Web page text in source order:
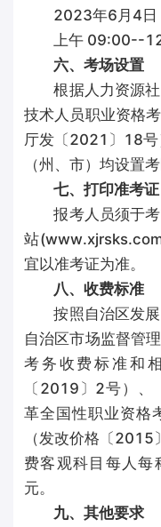
2023年6月4日
上午 09:00--
六、考场设置
根据人力资源
技术人员职业资格
厅发〔2021〕18
（州、市）均设置考
七、打印准考证
报考人员须于
站
宜以准考证为准。
八、收费标准
按照自治区发
自治区市场监督管
考务收费标准和
〔2019〕2号）、
革全国性职业资格
（发改价格〔
费客观科目每人
元。
九、其他要求